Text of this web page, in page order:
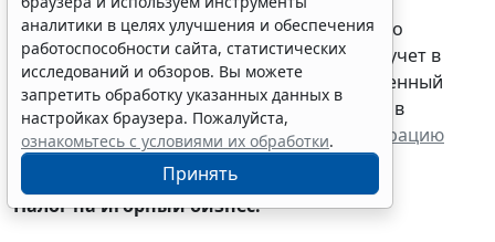
-налогоплательщикиуплачиваютналоги по
импортированным товарам, принятым на учет в
феврале 2015 г. (срок платежа, предусмотренный
договором (контрактом) лизинга, наступил в
феврале) ипредставляютналоговую декларацию
Налог на игорный бизнес:
аналитики в целях улучшения и обеспечения
работоспособности сайта, статистических
исследований и обзоров. Вы можете
запретить обработку указанных данных в
настройках браузера. Пожалуйста,
ознакомьтесь с условиями их обработки.
Принять